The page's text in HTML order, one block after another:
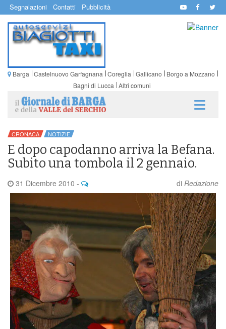
Segnalazioni Contatti Pubblicità
Barga Castelnuovo Garfagnana Coreglia Gallicano
Borgo a Mozzano
Bagni di Lucca Altri comuni
CRONACA NOTIZIE
E dopo capodanno arriva la Befana.
Subito una tombola il 2 gennaio.
31 Dicembre 2010 - di Redazione